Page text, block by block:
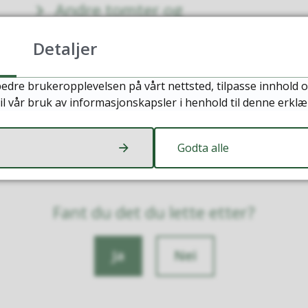
Andre tomter og
Fant du det du lette etter?
Ja Nei
Detaljer
brukeropplevelsen på vårt nettsted, tilpasse innhold
vår bruk av informasjonskapsler i henhold til denne
Godta alle